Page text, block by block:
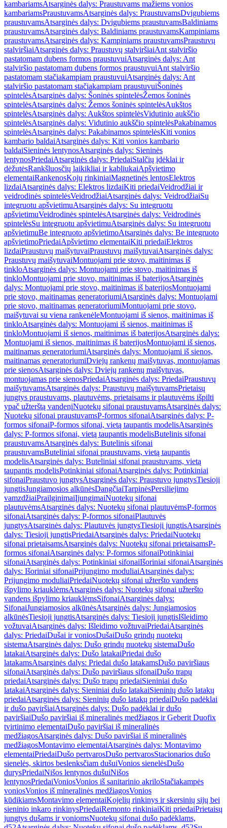
kambariamsAtsarginės dalys: Praustuvams mažiems vonios
kambariamsPraustuvamsAtsarginės dalys: PraustuvamsDvigubiems
praustuvamsAtsarginės dalys: Dvigubiems praustuvamsBaldiniams
praustuvamsAtsarginės dalys: Baldiniams praustuvamsKampiniams
praustuvamsAtsarginės dalys: Kampiniams praustuvamsPraustuvų
stalviršiaiAtsarginės dalys: Praustuvų stalviršiaiAnt stalviršio
pastatomam dubens formos praustuvuiAtsarginės dalys: Ant
stalviršio pastatomam dubens formos praustuvuiAnt stalviršio
pastatomam stačiakampiam praustuvuiAtsarginės dalys: Ant
stalviršio pastatomam stačiakampiam praustuvuiŠoninės
spintelėsAtsarginės dalys: Šoninės spintelėsŽemos šoninės
spintelėsAtsarginės dalys: Žemos šoninės spintelėsAukštos
spintelėsAtsarginės dalys: Aukštos spintelėsVidutinio aukščio
spintelėsAtsarginės dalys: Vidutinio aukščio spintelėsPakabinamos
spintelėsAtsarginės dalys: Pakabinamos spintelėsKiti vonios
kambario baldaiAtsarginės dalys: Kiti vonios kambario
baldaiSieninės lentynosAtsarginės dalys: Sieninės
lentynosPriedaiAtsarginės dalys: PriedaiStalčių įdėklai ir
dėžutėsRankšluosčių laikikliai ir kabliukaiApšvietimo
elementaiRankenosKojų rinkiniaiMagnetinės lentosElektros
lizdaiAtsarginės dalys: Elektros lizdaiKiti priedaiVeidrodžiai ir
veidrodinės spintelėsVeidrodžiaiAtsarginės dalys: VeidrodžiaiSu
integruotu apšvietimuAtsarginės dalys: Su integruotu
apšvietimuVeidrodinės spintelėsAtsarginės dalys: Veidrodinės
spintelėsSu integruotu apšvietimuAtsarginės dalys: Su integruotu
apšvietimuBe integruoto apšvietimoAtsarginės dalys: Be integruoto
apšvietimoPriedaiApšvietimo elementaiKiti priedaiElektros
lizdaiPraustuvų maišytuvaiPraustuvų maišytuvaiAtsarginės dalys:
Praustuvų maišytuvaiMontuojami prie stovo, maitinimas iš
tinkloAtsarginės dalys: Montuojami prie stovo, maitinimas iš
tinkloMontuojami prie stovo, maitinimas iš baterijosAtsarginės
dalys: Montuojami prie stovo, maitinimas iš baterijosMontuojami
prie stovo, maitinamas generatoriumiAtsarginės dalys: Montuojami
prie stovo, maitinamas generatoriumiMontuojami prie stovo,
maišytuvai su viena rankenėleMontuojami iš sienos, maitinimas iš
tinkloAtsarginės dalys: Montuojami iš sienos, maitinimas iš
tinkloMontuojami iš sienos, maitinimas iš baterijosAtsarginės dalys:
Montuojami iš sienos, maitinimas iš baterijosMontuojami iš sienos,
maitinamas generatoriumiAtsarginės dalys: Montuojami iš sienos,
maitinamas generatoriumiDviejų rankenų maišytuvas, montuojamas
prie sienosAtsarginės dalys: Dviejų rankenų maišytuvas,
montuojamas prie sienosPriedaiAtsarginės dalys: PriedaiPraustuvų
maišytuvamsAtsarginės dalys: Praustuvų maišytuvamsPrietaisų
jungtys praustuvams, plautuvėms, prietaisams ir plautuvėms išpilti
ypač užterštą vandenįNuotekų sifonai praustuvamsAtsarginės dalys:
Nuotekų sifonai praustuvamsP-formos sifonaiAtsarginės dalys: P-
formos sifonaiP-formos sifonai, vietą taupantis modelisAtsarginės
dalys: P-formos sifonai, vietą taupantis modelisButelinis sifonai
praustuvamsAtsarginės dalys: Butelinis sifonai
praustuvamsButeliniai sifonai praustuvams, vietą taupantis
modelisAtsarginės dalys: Buteliniai sifonai praustuvams, vietą
taupantis modelisPotinkiniai sifonaiAtsarginės dalys: Potinkiniai
sifonaiPraustuvo jungtysAtsarginės dalys: Praustuvo jungtysTiesioji
jungtisJungiamosios alkūnėsDangčiaiTarpinėsPersiliejimo
vamzdžiaiPrailginimaiĮjungimaiNuotekų sifonai
plautuvėmsAtsarginės dalys: Nuotekų sifonai plautuvėmsP-formos
sifonaiAtsarginės dalys: P-formos sifonaiPlautuvės
jungtysAtsarginės dalys: Plautuvės jungtysTiesioji jungtisAtsarginės
dalys: Tiesioji jungtisPriedaiAtsarginės dalys: PriedaiNuotekų
sifonai prietaisamsAtsarginės dalys: Nuotekų sifonai prietaisamsP-
formos sifonaiAtsarginės dalys: P-formos sifonaiPotinkiniai
sifonaiAtsarginės dalys: Potinkiniai sifonaiIšoriniai sifonaiAtsarginės
dalys: Išoriniai sifonaiPrijungimo moduliaiAtsarginės dalys:
Prijungimo moduliaiPriedaiNuotekų sifonai užteršto vandens
išpylimo kriauklėmsAtsarginės dalys: Nuotekų sifonai užteršto
vandens išpylimo kriauklėmsSifonaiAtsarginės dalys:
SifonaiJungiamosios alkūnėsAtsarginės dalys: Jungiamosios
alkūnėsTiesioji jungtisAtsarginės dalys: Tiesioji jungtisIšleidimo
vožtuvaiAtsarginės dalys: Išleidimo vožtuvaiPriedaiAtsarginės
dalys: PriedaiDušai ir voniosDušaiDušo grindų nuotekų
sistemaAtsarginės dalys: Dušo grindų nuotekų sistemaDušo
latakaiAtsarginės dalys: Dušo latakaiPriedai dušo
latakamsAtsarginės dalys: Priedai dušo latakamsDušo paviršiaus
sifonaiAtsarginės dalys: Dušo paviršiaus sifonaiDušo trapų
priedaiAtsarginės dalys: Dušo trapų priedaiSieniniai dušo
latakaiAtsarginės dalys: Sieniniai dušo latakaiSieninių dušo latakų
priedaiAtsarginės dalys: Sieninių dušo latakų priedaiDušo padėklai
ir dušo paviršiaiAtsarginės dalys: Dušo padėklai ir dušo
paviršiaiDušo paviršiai iš mineralinės medžiagos ir Geberit Duofix
tvirtinimo elementaiDušo paviršiai iš mineralinės
medžiagosAtsarginės dalys: Dušo paviršiai iš mineralinės
medžiagosMontavimo elementaiAtsarginės dalys: Montavimo
elementaiPriedaiDušo pertvarosDušo pertvarosStacionarios dušo
sienelės, skirtos beslenksčiam dušuiVonios sienelėsDušo
durysPriedaiNišos lentynos dušuiNišos
lentynosPriedaiVoniosVonios iš sanitarinio akriloStačiakampės
voniosVonios iš mineralinės medžiagosVonios
kūdikiamsMontavimo elementaiKojelių rinkinys ir skersinių sijų bei
sieninio inkaro rinkinysPriedaiRemonto rinkiniaiKiti priedaiPrietaisų
jungtys dušams ir voniomsNuotekų sifonai dušo padėklams,